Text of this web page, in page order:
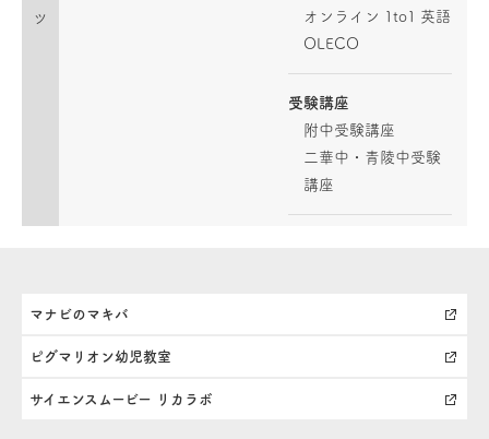
ツ
オンライン 1to1 英語
OLECO
受験講座
附中受験講座
二華中・青陵中受験
講座
マナビのマキバ
ピグマリオン幼児教室
サイエンスムービー リカラボ